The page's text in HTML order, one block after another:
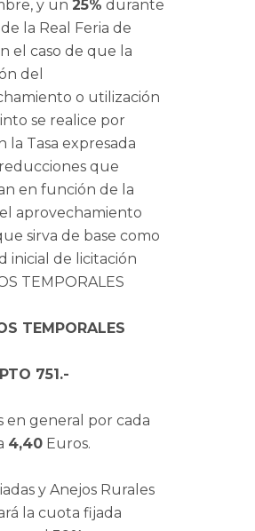
y un25% durante
de la Real Feria de
el caso de que la
del
o utilización
se realice por
la Tasa expresada
que
en función de la
aprovechamiento
sirva de base como
inicial de licitación
TEMPORALES
TEMPORALES
751.-
en general por cada
4,40 Euros.
y Anejos Rurales
la cuota fijada